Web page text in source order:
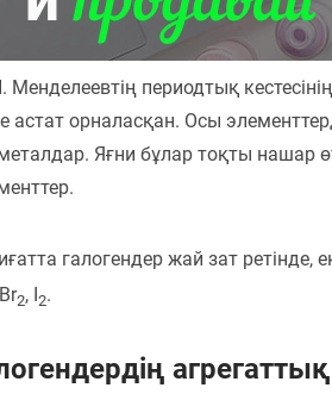
Менделеевтің периодтық
астат орналасқан. Осы
Яғни бұлар тоқты нашар
галогендер жай зат ретінде,
2, I 2.